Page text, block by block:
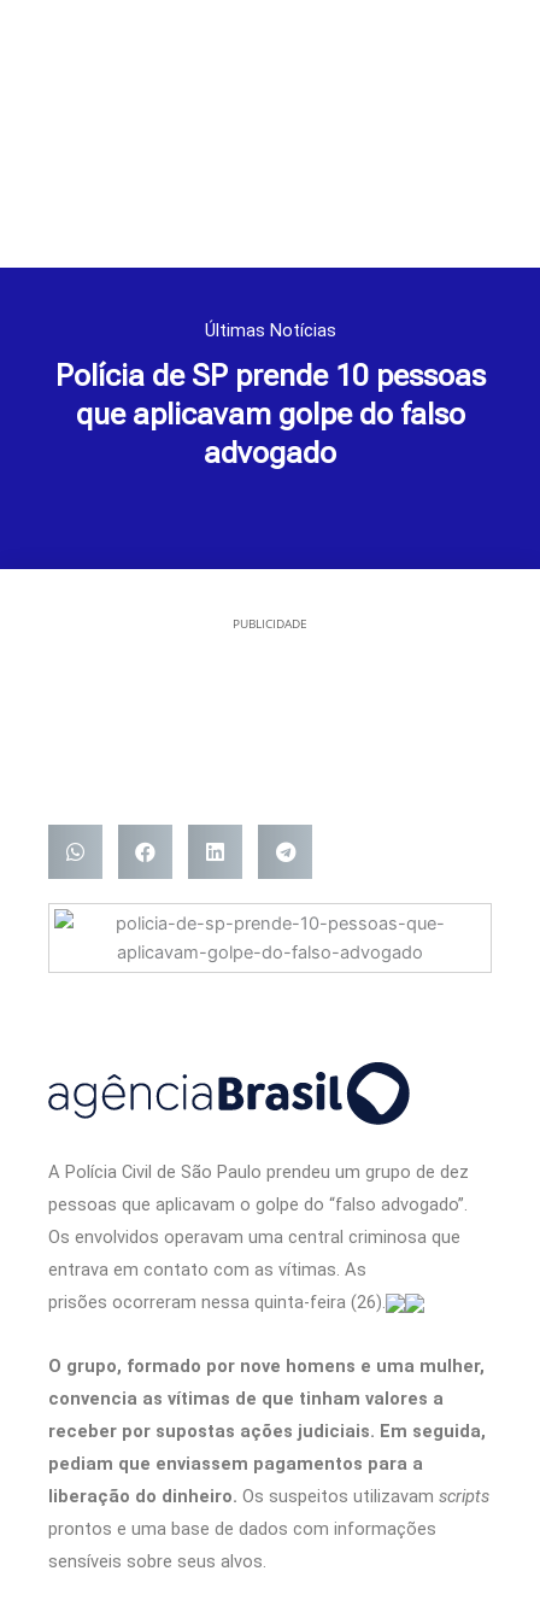
Últimas Notícias
Polícia de SP prende 10 pessoas
que aplicavam golpe do falso
advogado
PUBLICIDADE
A Polícia Civil de São Paulo prendeu um grupo de dez
pessoas que aplicavam o golpe do “falso advogado”.
Os envolvidos operavam uma central criminosa que
entrava em contato com as vítimas. As
prisões ocorreram nessa quinta-feira (26).
O grupo, formado por nove homens e uma mulher,
convencia as vítimas de que tinham valores a
receber por supostas ações judiciais. Em seguida,
pediam que enviassem pagamentos para a
liberação do dinheiro. Os suspeitos utilizavam scripts
prontos e uma base de dados com informações
sensíveis sobre seus alvos.